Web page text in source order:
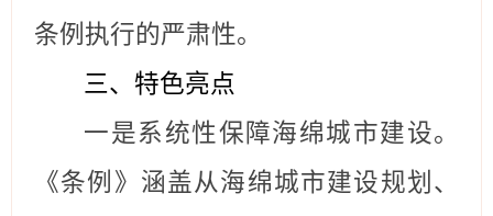
条例执行的严肃性。
三、特色亮点
一是系统性保障海绵城市建设。
《条例》涵盖从海绵城市建设规划、